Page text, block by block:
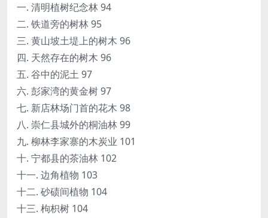
一. 清明植树纪念林 94
二. 铁道旁的树林 95
三. 黄山坡土堤上的树木 96
四. 天然存在的树木 96
五. 谷中的泥土 97
六. 彭家湾的黄金树 97
七. 新店林场门首的花木 98
八. 崇仁县城外的桐油林 99
九. 柳林李家寨的木炭业 101
十. 宁都县的茶油林 102
十一. 边角植物 103
十二. 砂碛间植物 104
十三. 枸枳树 104